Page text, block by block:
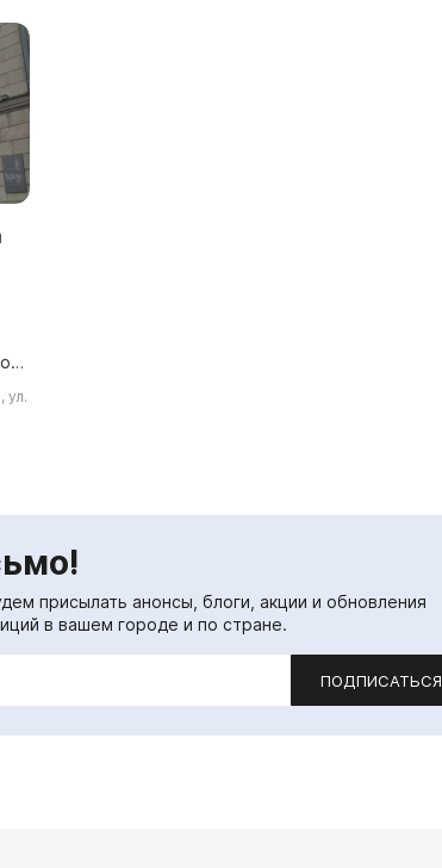
ул.
присылать анонсы, блоги, акции и обновления
в вашем городе и по стране.
ПОДПИСАТЬСЯ